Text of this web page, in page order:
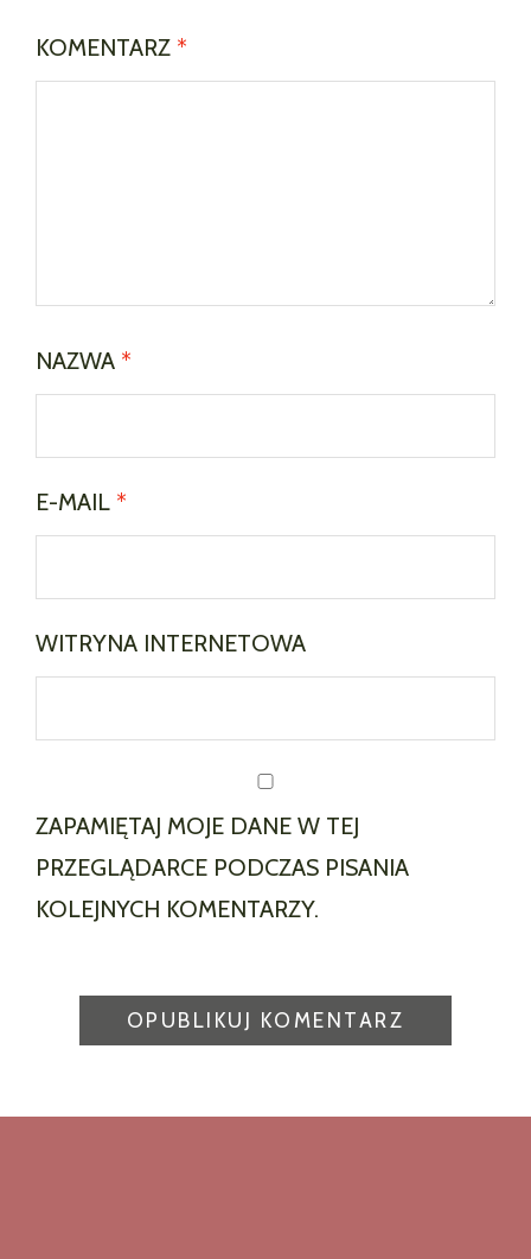
KOMENTARZ *
NAZWA *
E-MAIL *
WITRYNA INTERNETOWA
ZAPAMIĘTAJ MOJE DANE W TEJ
PRZEGLĄDARCE PODCZAS PISANIA
KOLEJNYCH KOMENTARZY.